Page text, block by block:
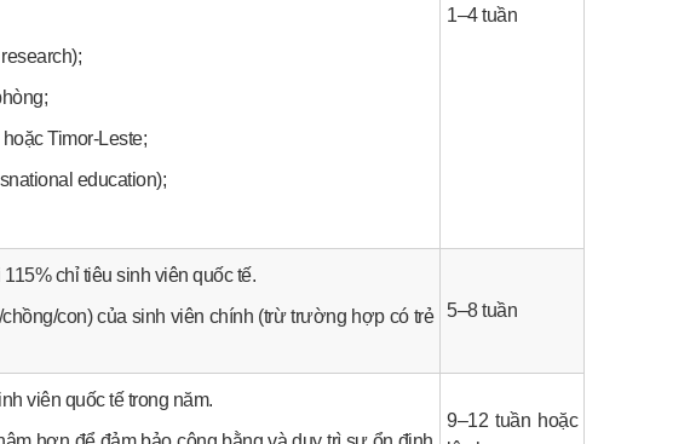
Timor-Leste;
education);
1–4 tuần
chỉ tiêu sinh viên quốc tế.
con) của sinh viên chính (trừ trường hợp có trẻ
5–8 tuần
viên quốc tế trong năm.
9–12 tuần hoặc